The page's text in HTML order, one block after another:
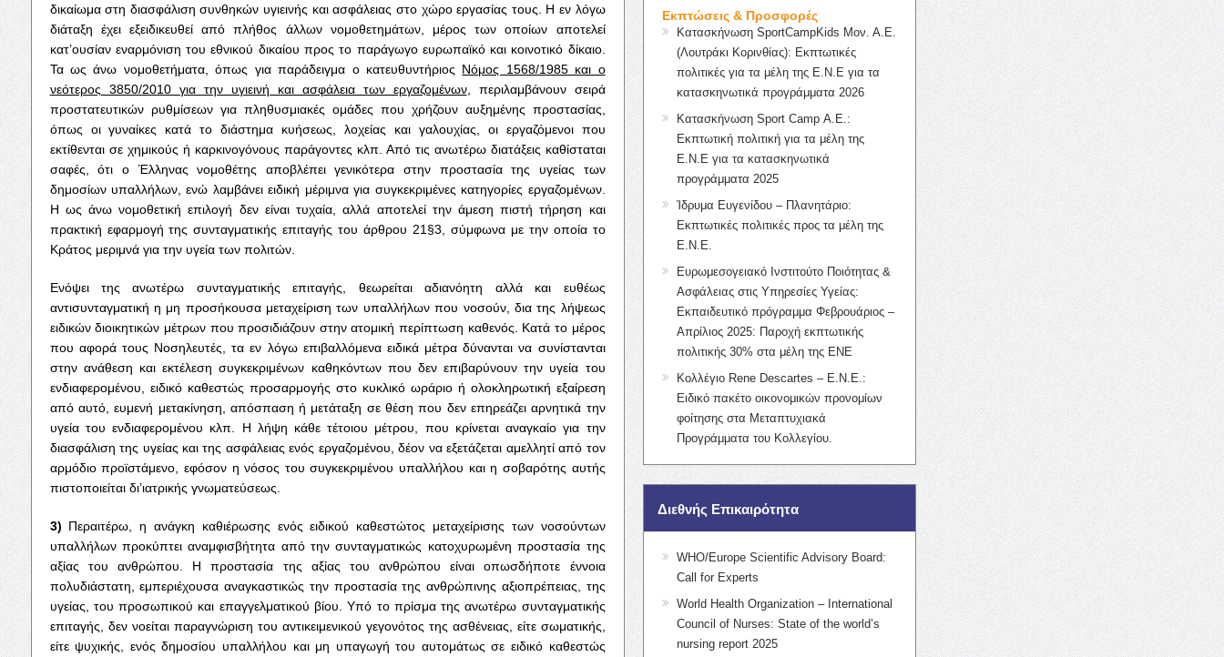
δικαίωμα στη διασφάλιση συνθηκών υγιεινής και ασφάλειας στο χώρο εργασίας τους. Η εν λόγω
διάταξη έχει εξειδικευθεί από πλήθος άλλων νομοθετημάτων, μέρος των οποίων αποτελεί
κατ’ουσίαν εναρμόνιση του εθνικού δικαίου προς το παράγωγο ευρωπαϊκό και κοινοτικό δίκαιο.
Τα ως άνω νομοθετήματα, όπως για παράδειγμα ο κατευθυντήριος Νόμος 1568/1985 και ο
νεότερος 3850/2010 για την υγιεινή και ασφάλεια των εργαζομένων, περιλαμβάνουν σειρά
προστατευτικών ρυθμίσεων για πληθυσμιακές ομάδες που χρήζουν αυξημένης προστασίας,
όπως οι γυναίκες κατά το διάστημα κυήσεως, λοχείας και γαλουχίας, οι εργαζόμενοι που
εκτίθενται σε χημικούς ή καρκινογόνους παράγοντες κλπ. Από τις ανωτέρω διατάξεις καθίσταται
σαφές, ότι ο Έλληνας νομοθέτης αποβλέπει γενικότερα στην προστασία της υγείας των
δημοσίων υπαλλήλων, ενώ λαμβάνει ειδική μέριμνα για συγκεκριμένες κατηγορίες εργαζομένων.
Η ως άνω νομοθετική επιλογή δεν είναι τυχαία, αλλά αποτελεί την άμεση πιστή τήρηση και
πρακτική εφαρμογή της συνταγματικής επιταγής του άρθρου 21§3, σύμφωνα με την οποία το
Κράτος μεριμνά για την υγεία των πολιτών.
Ενόψει της ανωτέρω συνταγματικής επιταγής, θεωρείται αδιανόητη αλλά και ευθέως
αντισυνταγματική η μη προσήκουσα μεταχείριση των υπαλλήλων που νοσούν, δια της λήψεως
ειδικών διοικητικών μέτρων που προσιδιάζουν στην ατομική περίπτωση καθενός. Κατά το μέρος
που αφορά τους Νοσηλευτές, τα εν λόγω επιβαλλόμενα ειδικά μέτρα δύνανται να συνίστανται
στην ανάθεση και εκτέλεση συγκεκριμένων καθηκόντων που δεν επιβαρύνουν την υγεία του
ενδιαφερομένου, ειδικό καθεστώς προσαρμογής στο κυκλικό ωράριο ή ολοκληρωτική εξαίρεση
από αυτό, ευμενή μετακίνηση, απόσπαση ή μετάταξη σε θέση που δεν επηρεάζει αρνητικά την
υγεία του ενδιαφερομένου κλπ. Η λήψη κάθε τέτοιου μέτρου, που κρίνεται αναγκαίο για την
διασφάλιση της υγείας και της ασφάλειας ενός εργαζομένου, δέον να εξετάζεται αμελλητί από τον
αρμόδιο προϊστάμενο, εφόσον η νόσος του συγκεκριμένου υπαλλήλου και η σοβαρότης αυτής
πιστοποιείται δι’ιατρικής γνωματεύσεως.
3) Περαιτέρω, η ανάγκη καθιέρωσης ενός ειδικού καθεστώτος μεταχείρισης των νοσούντων
υπαλλήλων προκύπτει αναμφισβήτητα από την συνταγματικώς κατοχυρωμένη προστασία της
αξίας του ανθρώπου. Η προστασία της αξίας του ανθρώπου είναι οπωσδήποτε έννοια
πολυδιάστατη, εμπεριέχουσα αναγκαστικώς την προστασία της ανθρώπινης αξιοπρέπειας, της
υγείας, του προσωπικού και επαγγελματικού βίου. Υπό το πρίσμα της ανωτέρω συνταγματικής
επιταγής, δεν νοείται παραγνώριση του αντικειμενικού γεγονότος της ασθένειας, είτε σωματικής,
είτε ψυχικής, ενός δημοσίου υπαλλήλου και μη υπαγωγή του αυτομάτως σε ειδικό καθεστώς
Εκπτώσεις & Προσφορές
Κατασκήνωση SportCampKids Μον. Α.Ε.
(Λουτράκι Κορινθίας): Εκπτωτικές
πολιτικές για τα μέλη της Ε.Ν.Ε για τα
κατασκηνωτικά προγράμματα 2026
Κατασκήνωση Sport Camp Α.Ε.:
Εκπτωτική πολιτική για τα μέλη της
Ε.Ν.Ε για τα κατασκηνωτικά
προγράμματα 2025
Ίδρυμα Ευγενίδου – Πλανητάριο:
Εκπτωτικές πολιτικές προς τα μέλη της
Ε.Ν.Ε.
Ευρωμεσογειακό Ινστιτούτο Ποιότητας &
Ασφάλειας στις Υπηρεσίες Υγείας:
Εκπαιδευτικό πρόγραμμα Φεβρουάριος –
Απρίλιος 2025: Παροχή εκπτωτικής
πολιτικής 30% στα μέλη της ΕΝΕ
Κολλέγιο Rene Descartes – Ε.Ν.Ε.:
Ειδικό πακέτο οικονομικών προνομίων
φοίτησης στα Μεταπτυχιακά
Προγράμματα του Κολλεγίου.
Διεθνής Επικαιρότητα
WHO/Europe Scientific Advisory Board:
Call for Experts
World Health Organization – International
Council of Nurses: State of the world’s
nursing report 2025